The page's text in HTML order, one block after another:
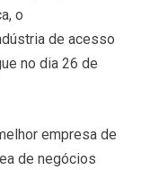
o
de acesso
no dia 26 de
empresa de
de negócios